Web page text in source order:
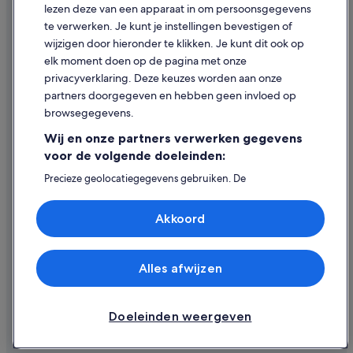
Juridische informatie/Contact
Inhoudsrichtlijnen en inhoud rapporteren
Hulp
Contact
Restitutieproces en tijdsbestek
Boek een vlucht met airlinetegoed
Internationale reisdocumenten
© 2026 Expedia, Inc. - een bedrijf van Expedia Group. Alle rechten
voorbehouden. Expedia en het Expedia-logo zijn handelsmerken of
lezen deze van een apparaat in om persoonsgegevens
te verwerken. Je kunt je instellingen bevestigen of
wijzigen door hieronder te klikken. Je kunt dit ook op
elk moment doen op de pagina met onze
privacyverklaring. Deze keuzes worden aan onze
partners doorgegeven en hebben geen invloed op
browsegegevens.
Wij en onze partners verwerken gegevens
voor de volgende doeleinden:
Precieze geolocatiegegevens gebruiken. De
Informatie op een apparaat opslaan en/of openen.
Gepersonaliseerde advertenties en content, advertentie-
en contentmetingen, doelgroepenonderzoek en
Partnerlijst (derden)
Doeleinden weergeven
Alles afwijzen
Akkoord